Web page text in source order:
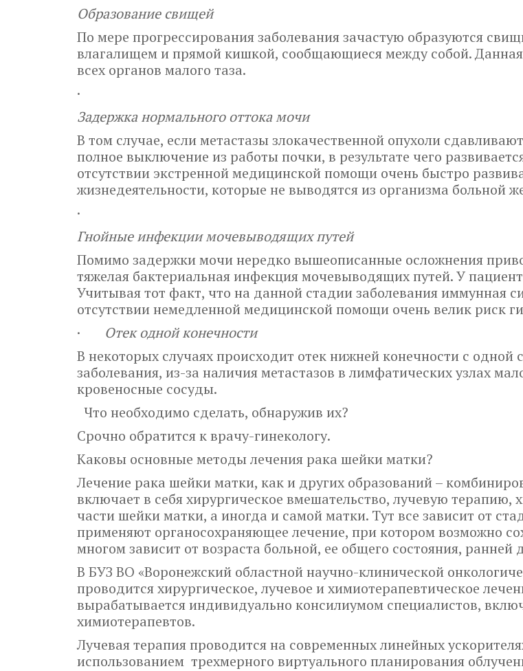
Образование свищей
По мере прогрессирования заболевания зачастую образуются
влагалищем и прямой кишкой, сообщающиеся между собой.
всех органов малого таза.
·
Задержка нормального оттока мочи
В том случае, если метастазы злокачественной опухоли
полное выключение из работы почки, в результате чего
отсутствии экстренной медицинской помощи очень быстро
жизнедеятельности, которые не выводятся из организма больной
·
Гнойные инфекции мочевыводящих путей
Помимо задержки мочи нередко вышеописанные осложнения
тяжелая бактериальная инфекция мочевыводящих путей. У
Учитывая тот факт, что на данной стадии заболевания иммунная
отсутствии немедленной медицинской помощи очень велик риск
· Отек одной конечности
В некоторых случаях происходит отек нижней конечности с одной
заболевания, из-за наличия метастазов в лимфатических узлах
кровеносные сосуды.
Что необходимо сделать, обнаружив их?
Срочно обратится к врачу-гинекологу.
Каковы основные методы лечения рака шейки матки?
Лечение рака шейки матки, как и других образований –
включает в себя хирургическое вмешательство, лучевую
части шейки матки, а иногда и самой матки. Тут все зависит от
применяют органосохраняющее лечение, при котором возможно
многом зависит от возраста больной, ее общего состояния,
В БУЗ ВО «Воронежский областной научно-клинической
проводится хирургическое, лучевое и химиотерапевтическое
вырабатывается индивидуально консилиумом специалистов,
химиотерапевтов.
Лучевая терапия проводится на современных линейных
использованием трехмерного виртуального планирования